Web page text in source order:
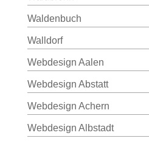
Waldenbuch
Walldorf
Webdesign Aalen
Webdesign Abstatt
Webdesign Achern
Webdesign Albstadt